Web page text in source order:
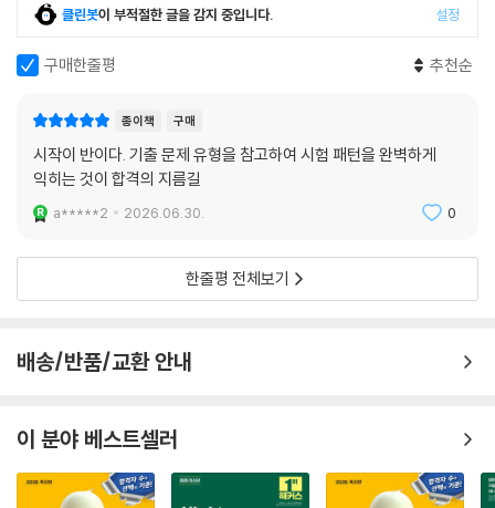
클린봇이 부적절한 글을 감지 중입니다. 설정
구매한줄평 추천순
종이책 구매
시작이 반이다. 기출 문제 유형을 참고하여 시험 패턴을 완벽하게
익히는 것이 합격의 지름길
a*****2 2026.06.30. 0
한줄평 전체보기
배송/반품/교환 안내
이 분야 베스트셀러